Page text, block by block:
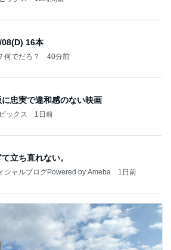
16本
何でだろ？ 40分前
に忠実で違和感のない映画
ックス 1日前
立ち直れない。
シャルブログPowered by Ameba 1日前